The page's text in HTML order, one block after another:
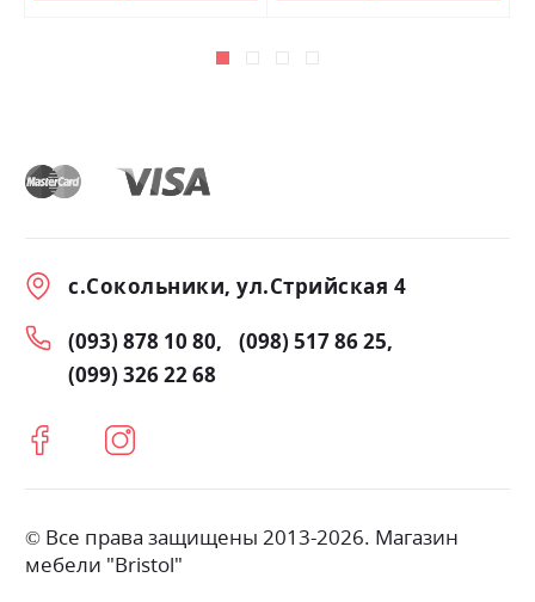
с.Сокольники, ул.Стрийская 4
(093) 878 10 80
(098) 517 86 25
(099) 326 22 68
© Все права защищены 2013-2026. Магазин
мебели "Bristol"